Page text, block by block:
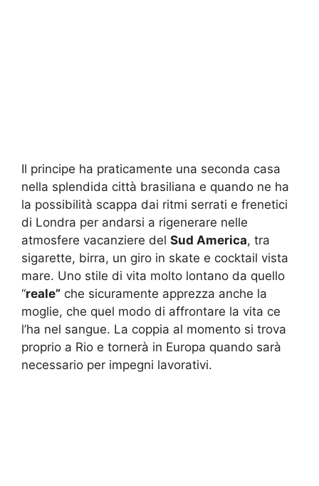
Il principe ha praticamente una seconda casa
nella splendida città brasiliana e quando ne ha
la possibilità scappa dai ritmi serrati e frenetici
di Londra per andarsi a rigenerare nelle
atmosfere vacanziere del Sud America, tra
sigarette, birra, un giro in skate e cocktail vista
mare. Uno stile di vita molto lontano da quello
“reale” che sicuramente apprezza anche la
moglie, che quel modo di affrontare la vita ce
l’ha nel sangue. La coppia al momento si trova
proprio a Rio e tornerà in Europa quando sarà
necessario per impegni lavorativi.